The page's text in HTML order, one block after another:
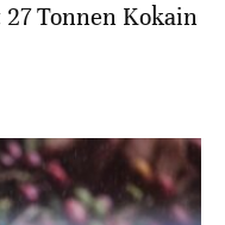
Tonnen Kokain